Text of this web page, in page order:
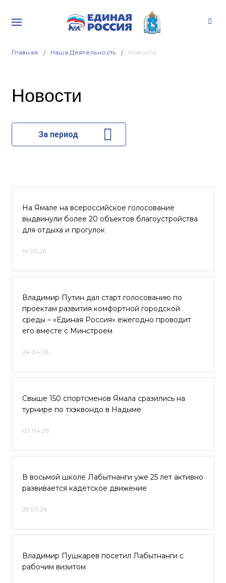
Главная Наша Деятельность Новости
Новости
За период
На Ямале на всероссийское голосование
выдвинули более 20 объектов благоустройства
для отдыха и прогулок
14.05.26
Владимир Путин дал старт голосованию по
проектам развития комфортной городской
среды – «Единая Россия» ежегодно проводит
его вместе с Минстроем
24.04.26
Свыше 150 спортсменов Ямала сразились на
турнире по тхэквондо в Надыме
03.04.26
В восьмой школе Лабытнанги уже 25 лет активно
развивается кадетское движение
25.03.26
Владимир Пушкарев посетил Лабытнанги с
рабочим визитом